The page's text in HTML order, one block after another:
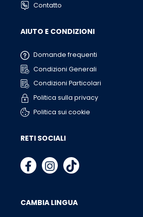
Contatto
AIUTO E CONDIZIONI
Domande frequenti
Condizioni Generali
Condizioni Particolari
Politica sulla privacy
Politica sui cookie
RETI SOCIALI
CAMBIA LINGUA